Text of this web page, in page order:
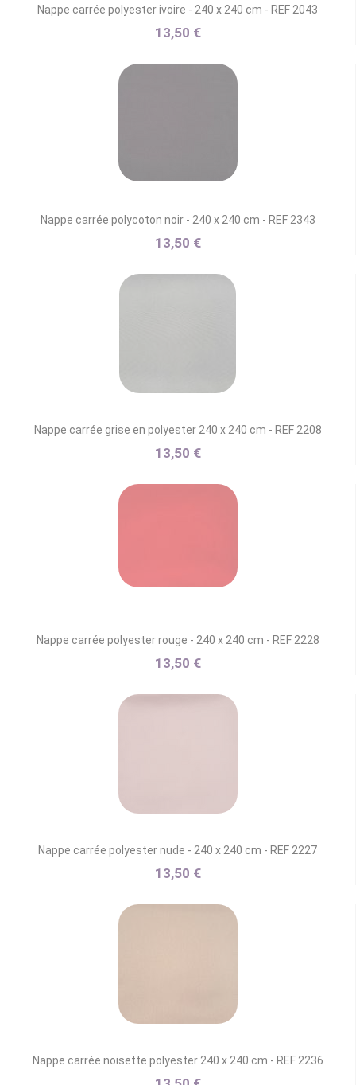
Nappe carrée polyester ivoire - 240 x 240 cm - REF 2043
13,50 €
Nappe carrée polycoton noir - 240 x 240 cm - REF 2343
13,50 €
Nappe carrée grise en polyester 240 x 240 cm - REF 2208
13,50 €
Nappe carrée polyester rouge - 240 x 240 cm - REF 2228
13,50 €
Nappe carrée polyester nude - 240 x 240 cm - REF 2227
13,50 €
Nappe carrée noisette polyester 240 x 240 cm - REF 2236